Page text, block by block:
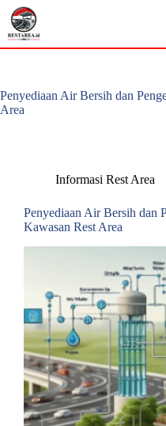
Penyediaan Air Bersih dan
Area
Informasi Rest Area
Penyediaan Air Bersih dan
Kawasan Rest Area